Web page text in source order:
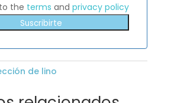
the terms and privacy policy
Suscribirte
de lino